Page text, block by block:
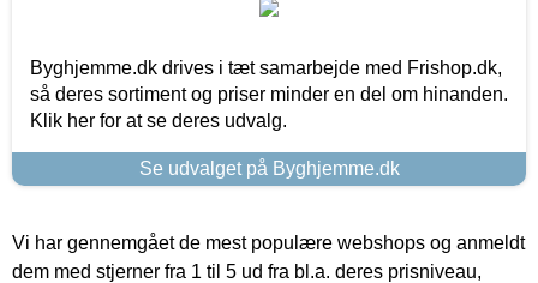
Byghjemme.dk drives i tæt samarbejde med Frishop.dk,
så deres sortiment og priser minder en del om hinanden.
Klik her for at se deres udvalg.
Se udvalget på Byghjemme.dk
Vi har gennemgået de mest populære webshops og anmeldt
dem med stjerner fra 1 til 5 ud fra bl.a. deres prisniveau,